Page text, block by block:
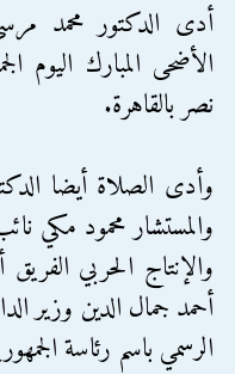
أدى الدكتور محمد
الأضحى المبارك اليوم
نصر بالقاهرة.
وأدى الصلاة أيضا
والمستشار محمود مكي
والإنتاج الحربي
أحمد جمال الدين وزير
الرسمي باسم رئاسة